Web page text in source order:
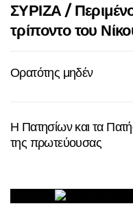
ΣΥΡΙΖΑ /
τρίποντο του
Ορατότης μηδέν
Η Πατησίων και τα
της πρωτεύουσας